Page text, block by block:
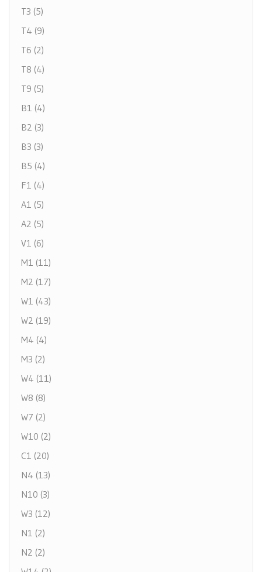
T3 (5)
T4 (9)
T6 (2)
T8 (4)
T9 (5)
B1 (4)
B2 (3)
B3 (3)
B5 (4)
F1 (4)
A1 (5)
A2 (5)
V1 (6)
M1 (11)
M2 (17)
W1 (43)
W2 (19)
M4 (4)
M3 (2)
W4 (11)
W8 (8)
W7 (2)
W10 (2)
C1 (20)
N4 (13)
N10 (3)
W3 (12)
N1 (2)
N2 (2)